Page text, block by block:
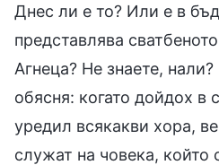
Днес ли е то? Или е в
представлява
Агнеца? Не знаете,
обясня: когато дойдох в
уредил всякакви хора,
служат на човека, който